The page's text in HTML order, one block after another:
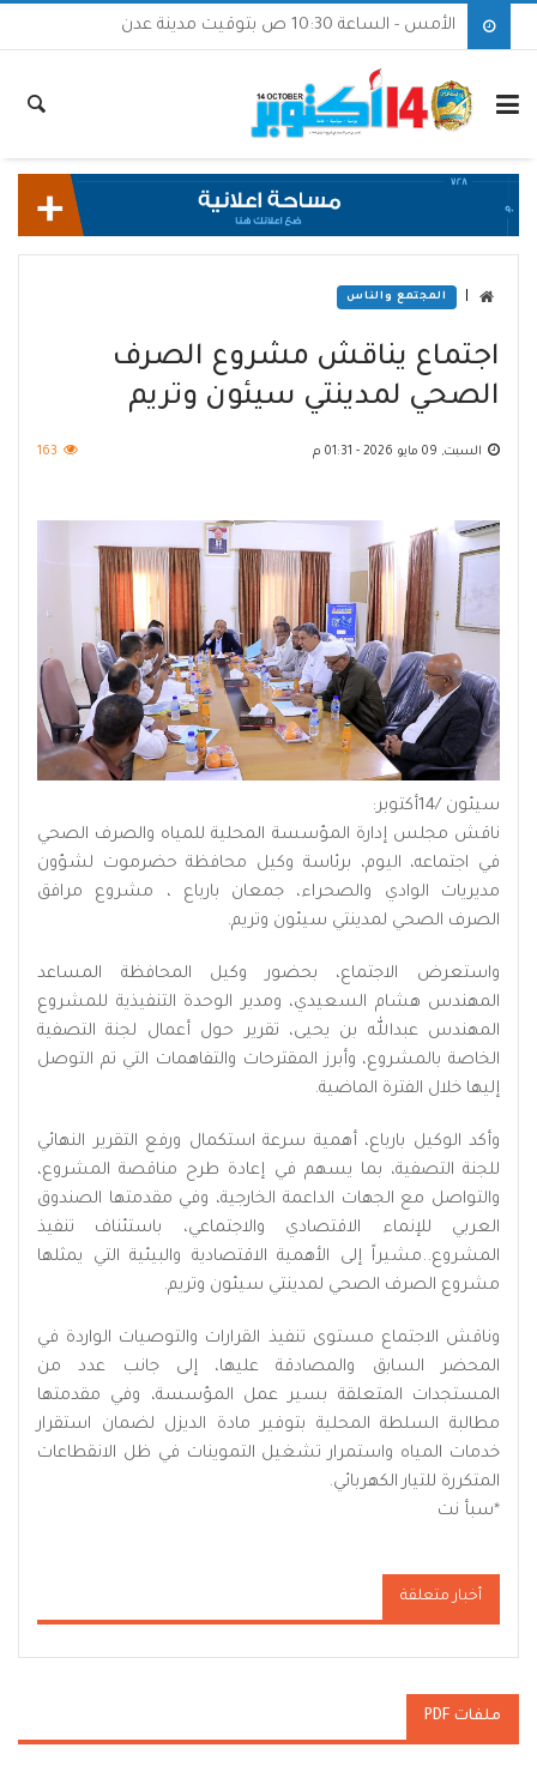
الأمس - الساعة 10:30 ص بتوقيت مدينة عدن
المجتمع والناس
اجتماع يناقش مشروع الصرف
الصحي لمدينتي سيئون وتريم
السبت, 09 مايو 2026 - 01:31 م 163
سيئون /14أكتوبر:
ناقش مجلس إدارة المؤسسة المحلية للمياه والصرف الصحي
في اجتماعه، اليوم، برئاسة وكيل محافظة حضرموت لشؤون
مديريات الوادي والصحراء، جمعان بارباع ، مشروع مرافق
الصرف الصحي لمدينتي سيئون وتريم.
واستعرض الاجتماع، بحضور وكيل المحافظة المساعد
المهندس هشام السعيدي، ومدير الوحدة التنفيذية للمشروع
المهندس عبدالله بن يحيى، تقرير حول أعمال لجنة التصفية
الخاصة بالمشروع، وأبرز المقترحات والتفاهمات التي تم التوصل
إليها خلال الفترة الماضية.
وأكد الوكيل بارباع، أهمية سرعة استكمال ورفع التقرير النهائي
للجنة التصفية، بما يسهم في إعادة طرح مناقصة المشروع،
والتواصل مع الجهات الداعمة الخارجية، وفي مقدمتها الصندوق
العربي للإنماء الاقتصادي والاجتماعي، باستئناف تنفيذ
المشروع..مشيراً إلى الأهمية الاقتصادية والبيئية التي يمثلها
مشروع الصرف الصحي لمدينتي سيئون وتريم.
وناقش الاجتماع مستوى تنفيذ القرارات والتوصيات الواردة في
المحضر السابق والمصادقة عليها، إلى جانب عدد من
المستجدات المتعلقة بسير عمل المؤسسة، وفي مقدمتها
مطالبة السلطة المحلية بتوفير مادة الديزل لضمان استقرار
خدمات المياه واستمرار تشغيل التموينات في ظل الانقطاعات
المتكررة للتيار الكهربائي.
*سبأ نت
أخبار متعلقة
ملفات PDF